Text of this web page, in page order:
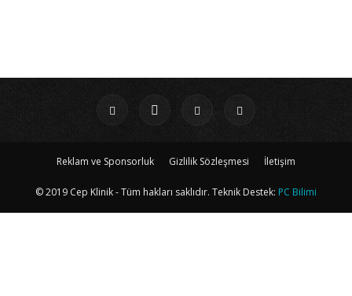
Reklam ve Sponsorluk Gizlilik Sözleşmesi İletişim
© 2019 Cep Klinik - Tüm hakları saklıdır. Teknik Destek: PC Bilimi